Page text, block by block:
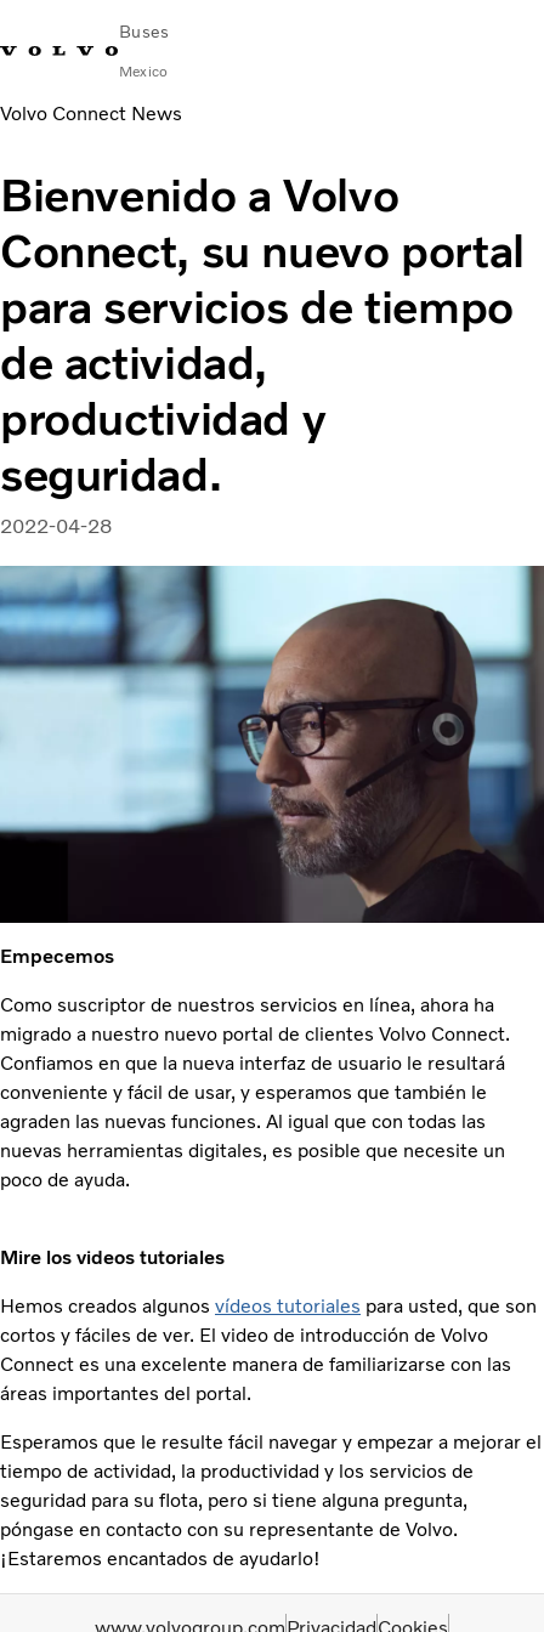
Buses
Mexico
Cambiar paísComuníquese con nosotros
AUTOBUSES URBANOS E INTERURBANOS
AUTOBUSES FORÁNEOS
Servicios
¿Por qué Volvo?
NOTICIAS E HISTORIAS
Contacto
Volvo Connect News
Bienvenido a Volvo
Connect, su nuevo portal
para servicios de tiempo
de actividad,
productividad y
seguridad.
2022-04-28
Empecemos
Como suscriptor de nuestros servicios en línea, ahora ha
migrado a nuestro nuevo portal de clientes Volvo Connect.
Confiamos en que la nueva interfaz de usuario le resultará
conveniente y fácil de usar, y esperamos que también le
agraden las nuevas funciones. Al igual que con todas las
nuevas herramientas digitales, es posible que necesite un
poco de ayuda.
Mire los videos tutoriales
Hemos creados algunos vídeos tutoriales para usted, que son
cortos y fáciles de ver. El video de introducción de Volvo
Connect es una excelente manera de familiarizarse con las
áreas importantes del portal.
Esperamos que le resulte fácil navegar y empezar a mejorar el
tiempo de actividad, la productividad y los servicios de
seguridad para su flota, pero si tiene alguna pregunta,
póngase en contacto con su representante de Volvo.
¡Estaremos encantados de ayudarlo!
www.volvogroup.comPrivacidadCookies